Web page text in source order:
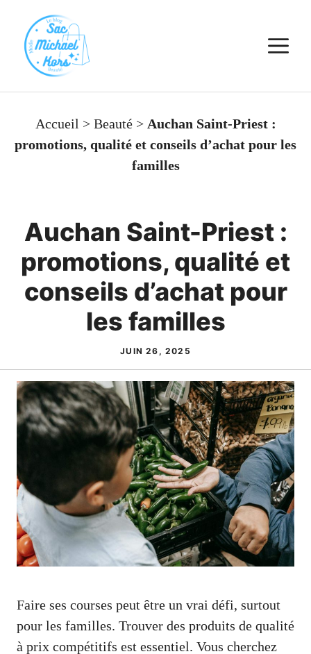
contenu
Accueil > Beauté> Auchan Saint-Priest :
promotions, qualité et conseils d’achat pour les
familles
Auchan Saint-Priest :
promotions, qualité et
conseils d’achat pour
les familles
JUIN 26, 2025
Faire ses courses peut être un vrai défi, surtout
pour les familles. Trouver des produits de qualité
à prix compétitifs est essentiel. Vous cherchez